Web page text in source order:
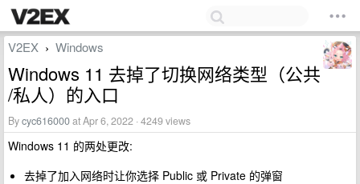
V2EX › Windows
Windows 11 去掉了切换网络类型（公共
/私人）的入口
Bycyc616000at Apr 6, 2022 · 4249 views
Windows 11 的两处更改:
去掉了加入网络时让你选择 Public 或 Private 的弹窗